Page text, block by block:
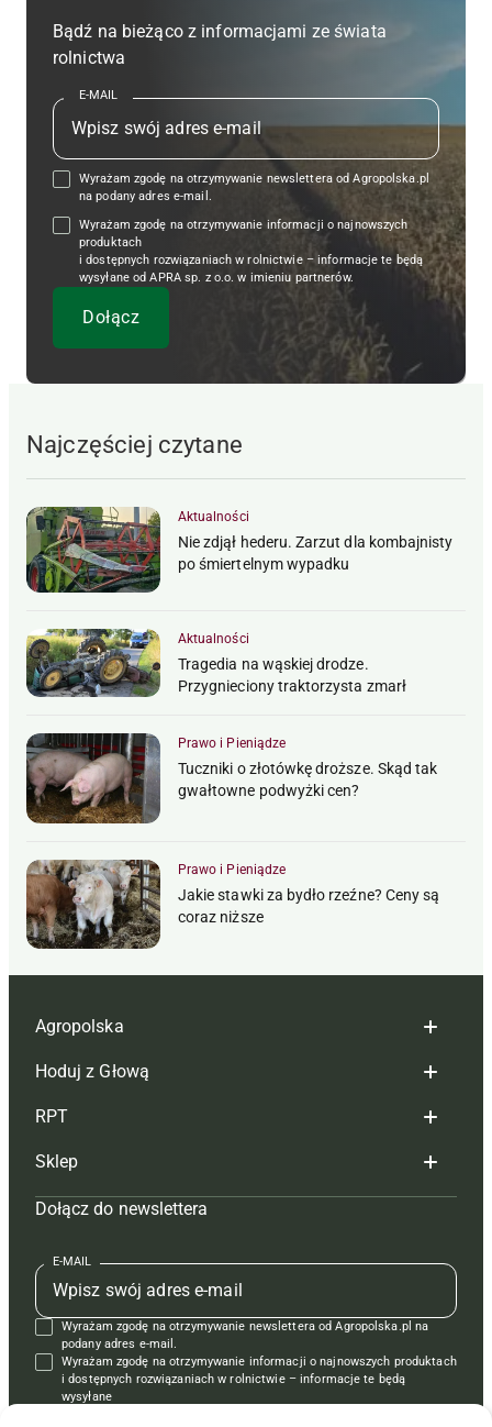
Bądź na bieżąco z informacjami ze świata
rolnictwa
E-MAIL
Wyrażam zgodę na otrzymywanie newslettera od Agropolska.pl
na podany adres e-mail.
Wyrażam zgodę na otrzymywanie informacji o najnowszych
produktach
i dostępnych rozwiązaniach w rolnictwie – informacje te będą
wysyłane od APRA sp. z o.o. w imieniu partnerów.
Najczęściej czytane
Aktualności
Nie zdjął hederu. Zarzut dla kombajnisty
po śmiertelnym wypadku
Aktualności
Tragedia na wąskiej drodze.
Przygnieciony traktorzysta zmarł
Prawo i Pieniądze
Tuczniki o złotówkę droższe. Skąd tak
gwałtowne podwyżki cen?
Prawo i Pieniądze
Jakie stawki za bydło rzeźne? Ceny są
coraz niższe
Agropolska
Redakcja
Reklama
Tagi
Mapa serwisu
Kontakt
Regulamin
Polityka prywatności
Hoduj z Głową
Hoduj z głową bydło
Hoduj z głową świnie
Prenumerata
Redakcja
Kontakt
Reklama
RPT
Redakcja
Prenumerata
Reklama
Kontakt
Krzyżówki
Sklep
Czasopisma i prenumerata
Książki
Regulamin
Dołącz do newslettera
E-MAIL
Wyrażam zgodę na otrzymywanie newslettera od Agropolska.pl na
podany adres e-mail.
Wyrażam zgodę na otrzymywanie informacji o najnowszych produktach
i dostępnych rozwiązaniach w rolnictwie – informacje te będą
wysyłane